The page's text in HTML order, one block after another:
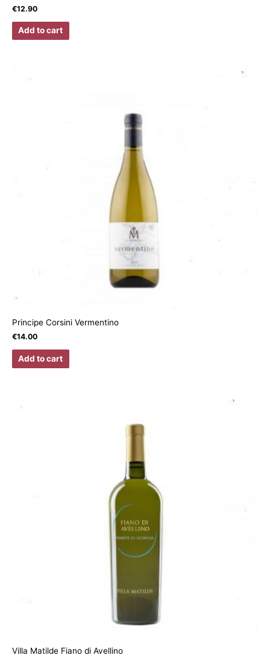
€12.90
Add to cart
Principe Corsini Vermentino
€14.00
Add to cart
Villa Matilde Fiano di Avellino